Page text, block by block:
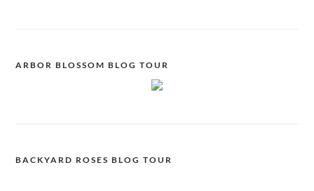
ARBOR BLOSSOM BLOG TOUR
BACKYARD ROSES BLOG TOUR